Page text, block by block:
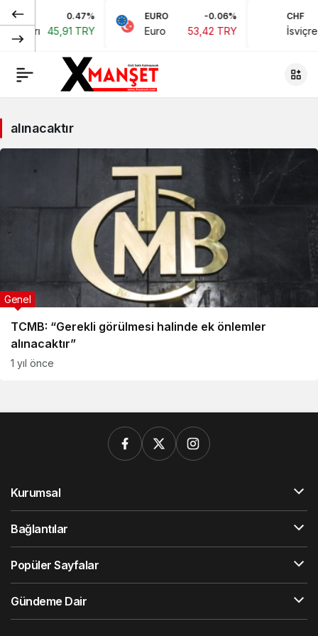
0.47%
45,91 TRY
EURO -0.06%
Euro 53,42 TRY
CHF
İsviçre
alınacaktır
TCMB: “Gerekli görülmesi halinde ek önlemler
alınacaktır”
Genel
1 yıl önce
Kurumsal
Bağlantılar
Popüler Sayfalar
Gündeme Dair